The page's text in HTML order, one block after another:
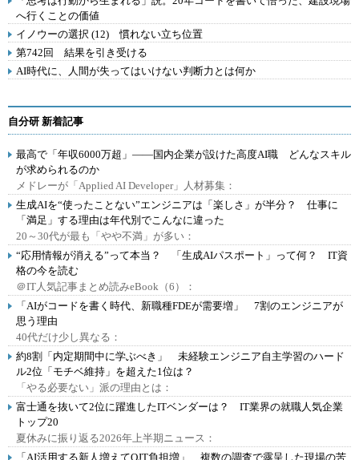
へ行くことの価値
イノウーの選択 (12) 慣れない立ち位置
第742回 結果を引き受ける
AI時代に、人間が失ってはいけない判断力とは何か
自分研 新着記事
最高で「年収6000万超」――国内企業が設けた高度AI職 どんなスキル
が求められるのか
メドレーが「Applied AI Developer」人材募集：
生成AIを“使ったことない”エンジニアは「楽しさ」が半分？ 仕事に
「満足」する理由は年代別でこんなに違った
20～30代が最も「やや不満」が多い：
“応用情報が消える”って本当？ 「生成AIパスポート」って何？ IT資
格の今を読む
＠IT人気記事まとめ読みeBook（6）：
「AIがコードを書く時代、新職種FDEが需要増」 7割のエンジニアが
思う理由
40代だけ少し異なる：
約8割「内定期間中に学ぶべき」 未経験エンジニア自主学習のハード
ル2位「モチベ維持」を超えた1位は？
「やる必要ない」派の理由とは：
富士通を抜いて2位に躍進したITベンダーは？ IT業界の就職人気企業
トップ20
夏休みに振り返る2026年上半期ニュース：
「AI活用する新人増えてOJT負担増」 複数の調査で露呈した現場の苦